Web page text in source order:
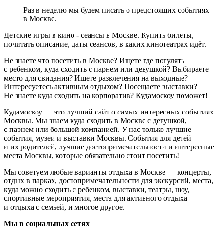
Раз в неделю мы будем писать о предстоящих событиях
в Москве.
Детские игры в кино - сеансы в Москве. Купить билеты,
почитать описание, даты сеансов, в каких кинотеатрах идёт.
Не знаете что посетить в Москве? Ищете где погулять
с ребенком, куда сходить с парнем или девушкой? Выбираете
место для свидания? Ищете развлечения на выходные?
Интересуетесь активным отдыхом? Посещаете выставки?
Не знаете куда сходить на корпоратив? Кудамоскоу поможет!
Кудамоскоу — это лучший сайт о самых интересных событиях
Москвы. Мы знаем куда сходить в Москве с девушкой,
с парнем или большой компанией. У нас только лучшие
события, музеи и выставки Москвы. События для детей
и их родителей, лучшие достопримечательности и интересные
места Москвы, которые обязательно стоит посетить!
Мы советуем любые варианты отдыха в Москве — концерты,
отдых в парках, достопримечательности для экскурсий, места,
куда можно сходить с ребенком, выставки, театры, шоу,
спортивные мероприятия, места для активного отдыха
и отдыха с семьей, и многое другое.
Мы в социальных сетях